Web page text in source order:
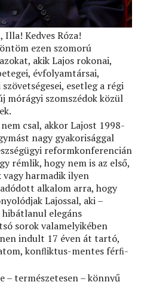
Illa! Kedves Róza!
ezen szomorú
akik Lajos rokonai,
évfolyamtársai,
esetleg a régi
mórágyi szomszédok közül
csal, akkor Lajost 1998-
nagy gyakorisággal
reformkonferencián
rémlik, hogy nem is az első,
vagy harmadik ilyen
alkalom arra, hogy
Lajossal, aki –
hibátlanul elegáns
sorok valamelyikében
indult 17 éven át tartó,
konﬂiktus-mentes férﬁ-
– természetesen – könnyű